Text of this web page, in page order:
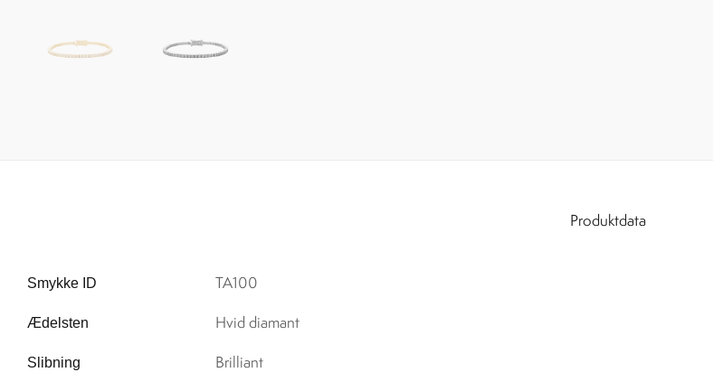
Produktdata
Smykke ID TA100
Ædelsten Hvid diamant
Slibning Brilliant